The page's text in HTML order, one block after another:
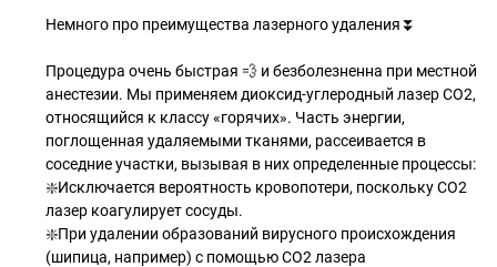
Немного про преимущества лазерного удаления⏬
Процедура очень быстрая 💨 и безболезненна при местной
анестезии. Мы применяем диоксид-углеродный лазер СО2,
относящийся к классу «горячих». Часть энергии,
поглощенная удаляемыми тканями, рассеивается в
соседние участки, вызывая в них определенные процессы:
❇️Исключается вероятность кровопотери, поскольку СО2
лазер коагулирует сосуды.
❇️При удалении образований вирусного происхождения
(шипица, например) с помощью СО2 лазера